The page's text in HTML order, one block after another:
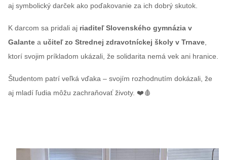
aj symbolický darček ako poďakovanie za ich dobrý skutok.
K darcom sa pridali aj riaditeľ Slovenského gymnázia v
Galante a učiteľ zo Strednej zdravotníckej školy v Trnave
ktorí svojim príkladom ukázali, že solidarita nemá vek ani hranice.
Študentom patrí veľká vďaka – svojím rozhodnutím dokázali, že
aj mladí ľudia môžu zachraňovať životy. ❤️🩸